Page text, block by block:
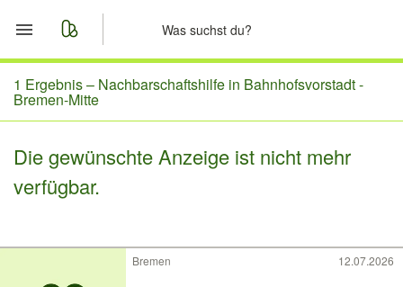
Start
Merkliste
Nachrichten
1 Ergebnis – Nachbarschaftshilfe in Bahnhofsvorstadt -
Bremen-Mitte
Die gewünschte Anzeige ist nicht mehr
verfügbar.
Bremen 12.07.2026